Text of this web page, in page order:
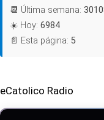
📆 Última semana:
☀️ Hoy: 6984
📄 Esta página: 5
eCatolico Radio